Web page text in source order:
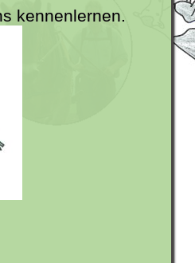
kennenlernen.